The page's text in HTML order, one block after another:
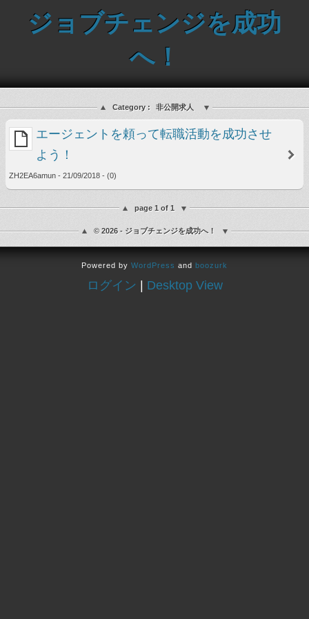
ジョブチェンジを成功
へ！
Category : 非公開求人
エージェントを頼って転職活動を成功させ
よう！
ZH2EA6amun - 21/09/2018 - (0)
page 1 of 1
© 2026 - ジョブチェンジを成功へ！
Powered by WordPress and boozurk
ログイン Desktop View